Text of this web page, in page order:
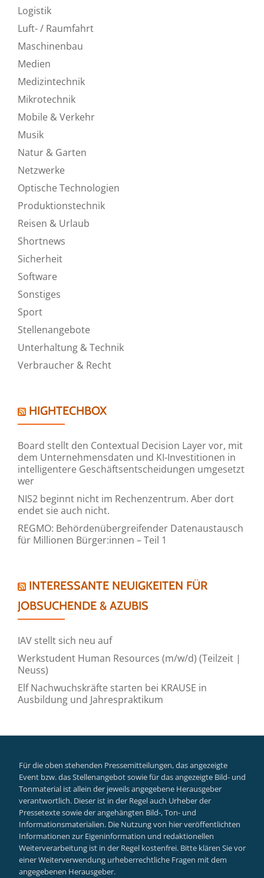
Logistik
Luft- / Raumfahrt
Maschinenbau
Medien
Medizintechnik
Mikrotechnik
Mobile & Verkehr
Musik
Natur & Garten
Netzwerke
Optische Technologien
Produktionstechnik
Reisen & Urlaub
Shortnews
Sicherheit
Software
Sonstiges
Sport
Stellenangebote
Unterhaltung & Technik
Verbraucher & Recht
HIGHTECHBOX
Board stellt den Contextual Decision Layer vor, mit
dem Unternehmensdaten und KI-Investitionen in
intelligentere Geschäftsentscheidungen umgesetzt
wer
NIS2 beginnt nicht im Rechenzentrum. Aber dort
endet sie auch nicht.
REGMO: Behördenübergreifender Datenaustausch
für Millionen Bürger:innen – Teil 1
INTERESSANTE NEUIGKEITEN FÜR
JOBSUCHENDE & AZUBIS
IAV stellt sich neu auf
Werkstudent Human Resources (m/w/d) (Teilzeit |
Neuss)
Elf Nachwuchskräfte starten bei KRAUSE in
Ausbildung und Jahrespraktikum
Für die oben stehenden Pressemitteilungen, das angezeigte
Event bzw. das Stellenangebot sowie für das angezeigte Bild- und
Tonmaterial ist allein der jeweils angegebene Herausgeber
verantwortlich. Dieser ist in der Regel auch Urheber der
Pressetexte sowie der angehängten Bild-, Ton- und
Informationsmaterialien. Die Nutzung von hier veröffentlichten
Informationen zur Eigeninformation und redaktionellen
Weiterverarbeitung ist in der Regel kostenfrei. Bitte klären Sie vor
einer Weiterverwendung urheberrechtliche Fragen mit dem
angegebenen Herausgeber.